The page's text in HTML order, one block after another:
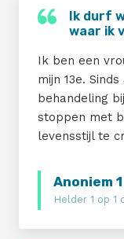
Ik durf
waar ik
Ik ben een
mijn 13e.
behandeling
stoppen met
levensstijl te
Anoniem 1
Helder 1 op 1